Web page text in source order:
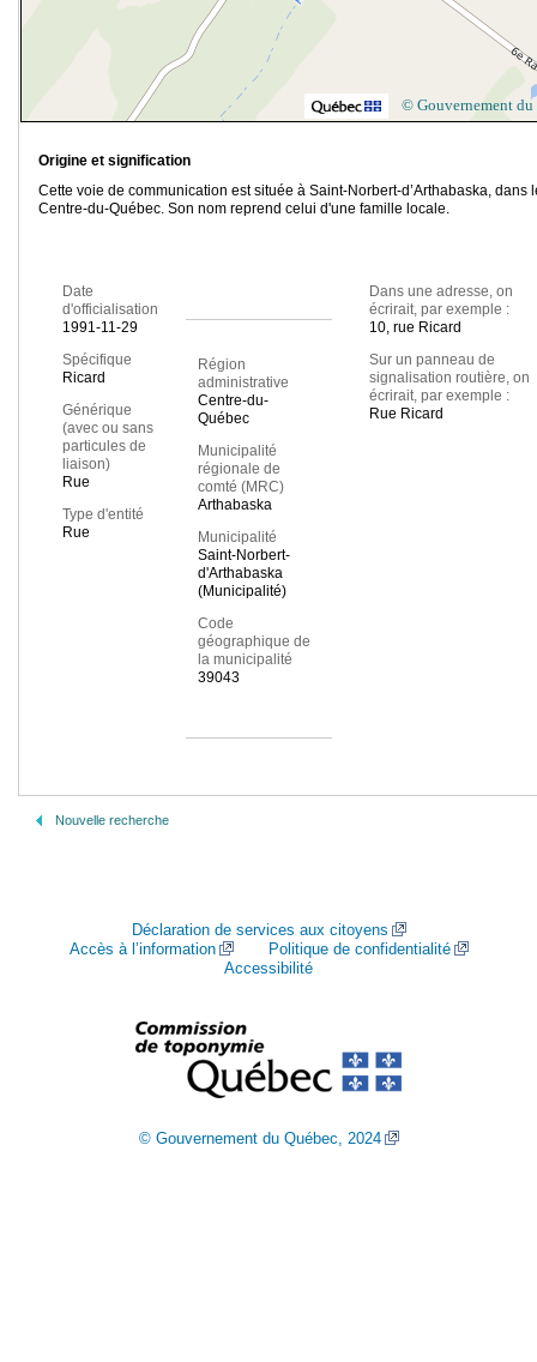
© Gouvernement du
Origine et signification
Cette voie de communication est située à Saint-Norbert-d’Arthabaska, dans
Centre-du-Québec. Son nom reprend celui d'une famille locale.
Date
d'officialisation
1991-11-29
Spécifique
Ricard
Générique
(avec ou sans
particules de
liaison)
Rue
Type d'entité
Rue
Région
administrative
Centre-du-
Québec
Municipalité
régionale de
comté (MRC)
Arthabaska
Municipalité
Saint-Norbert-
d'Arthabaska
(Municipalité)
Code
géographique de
la municipalité
39043
Dans une adresse, on
écrirait, par exemple :
10, rue Ricard
Sur un panneau de
signalisation routière, on
écrirait, par exemple :
Rue Ricard
Nouvelle recherche
Déclaration de services aux citoyens
Accès à l’information
Politique de confidentialité
Accessibilité
© Gouvernement du Québec, 2024